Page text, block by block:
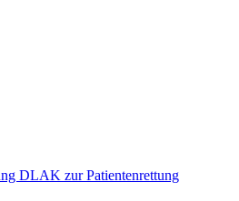
DLAK zur Patientenrettung